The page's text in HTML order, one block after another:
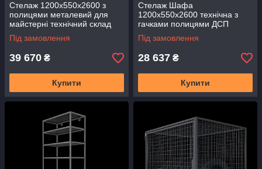
Стелаж 1200х550х2600 з
полицями металевий для
майстерні технічний склад
гараж офіс ССП-03
Під замовлення
39 670 ₴
Купити
Стелаж Шафа
1200х550х2600 технічна з
гачками полицями ДСП
металева на склад гараж
ССВ-03
Під замовлення
28 637 ₴
Купити